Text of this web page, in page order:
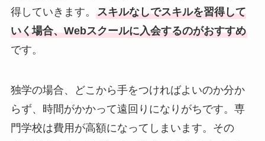
得していきます。 スキルなしでスキルを習得して
いく場合、Webスクールに入会するのがおすすめ
です。
独学の場合、どこから手をつければよいのか分か
らず、時間がかかって遠回りになりがちです。専
門学校は費用が高額になってしまいます。その